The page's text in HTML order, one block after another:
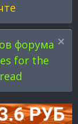
форума
for the